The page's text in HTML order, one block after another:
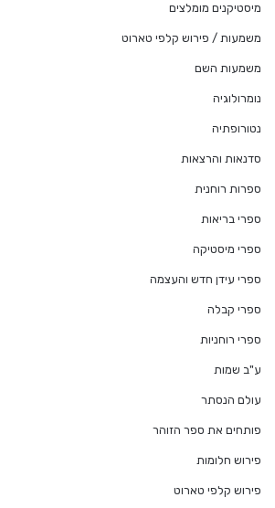
מיסטיקנים מומלצים
משמעות / פירוש קלפי טארוט
משמעות השם
נומרולוגיה
נטורופתיה
סדנאות והרצאות
ספרות רוחנית
ספרי בריאות
ספרי מיסטיקה
ספרי עידן חדש והעצמה
ספרי קבלה
ספרי רוחניות
ע"ב שמות
עולם הנסתר
פותחים את ספר הזוהר
פירוש חלומות
פירוש קלפי טארוט